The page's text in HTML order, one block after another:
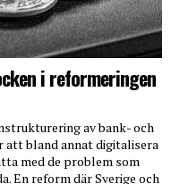
i reformeringen
av bank- och
att bland annat digitalisera
med de problem som
En reform där Sverige och